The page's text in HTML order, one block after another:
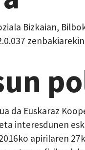
Bizkaian,
da Euskaraz
interesdunen
apirilaren